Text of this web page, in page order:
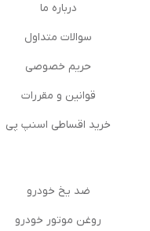
درباره ما
سوالات متداول
حریم خصوصی
قوانین و مقررات
خرید اقساطی اسنپ پی
ضد یخ خودرو
روغن موتور خودرو